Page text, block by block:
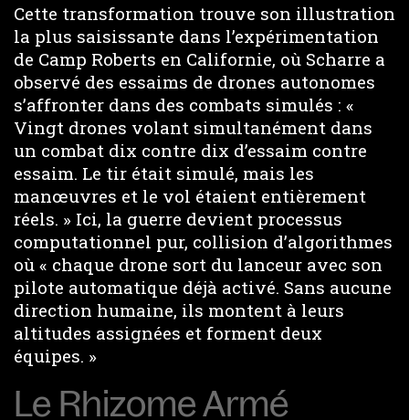
Cette transformation trouve son illustration
la plus saisissante dans l’expérimentation
de Camp Roberts en Californie, où Scharre a
observé des essaims de drones autonomes
s’affronter dans des combats simulés : «
Vingt drones volant simultanément dans
un combat dix contre dix d’essaim contre
essaim. Le tir était simulé, mais les
manœuvres et le vol étaient entièrement
réels. » Ici, la guerre devient processus
computationnel pur, collision d’algorithmes
où « chaque drone sort du lanceur avec son
pilote automatique déjà activé. Sans aucune
direction humaine, ils montent à leurs
altitudes assignées et forment deux
équipes. »
Le Rhizome Armé